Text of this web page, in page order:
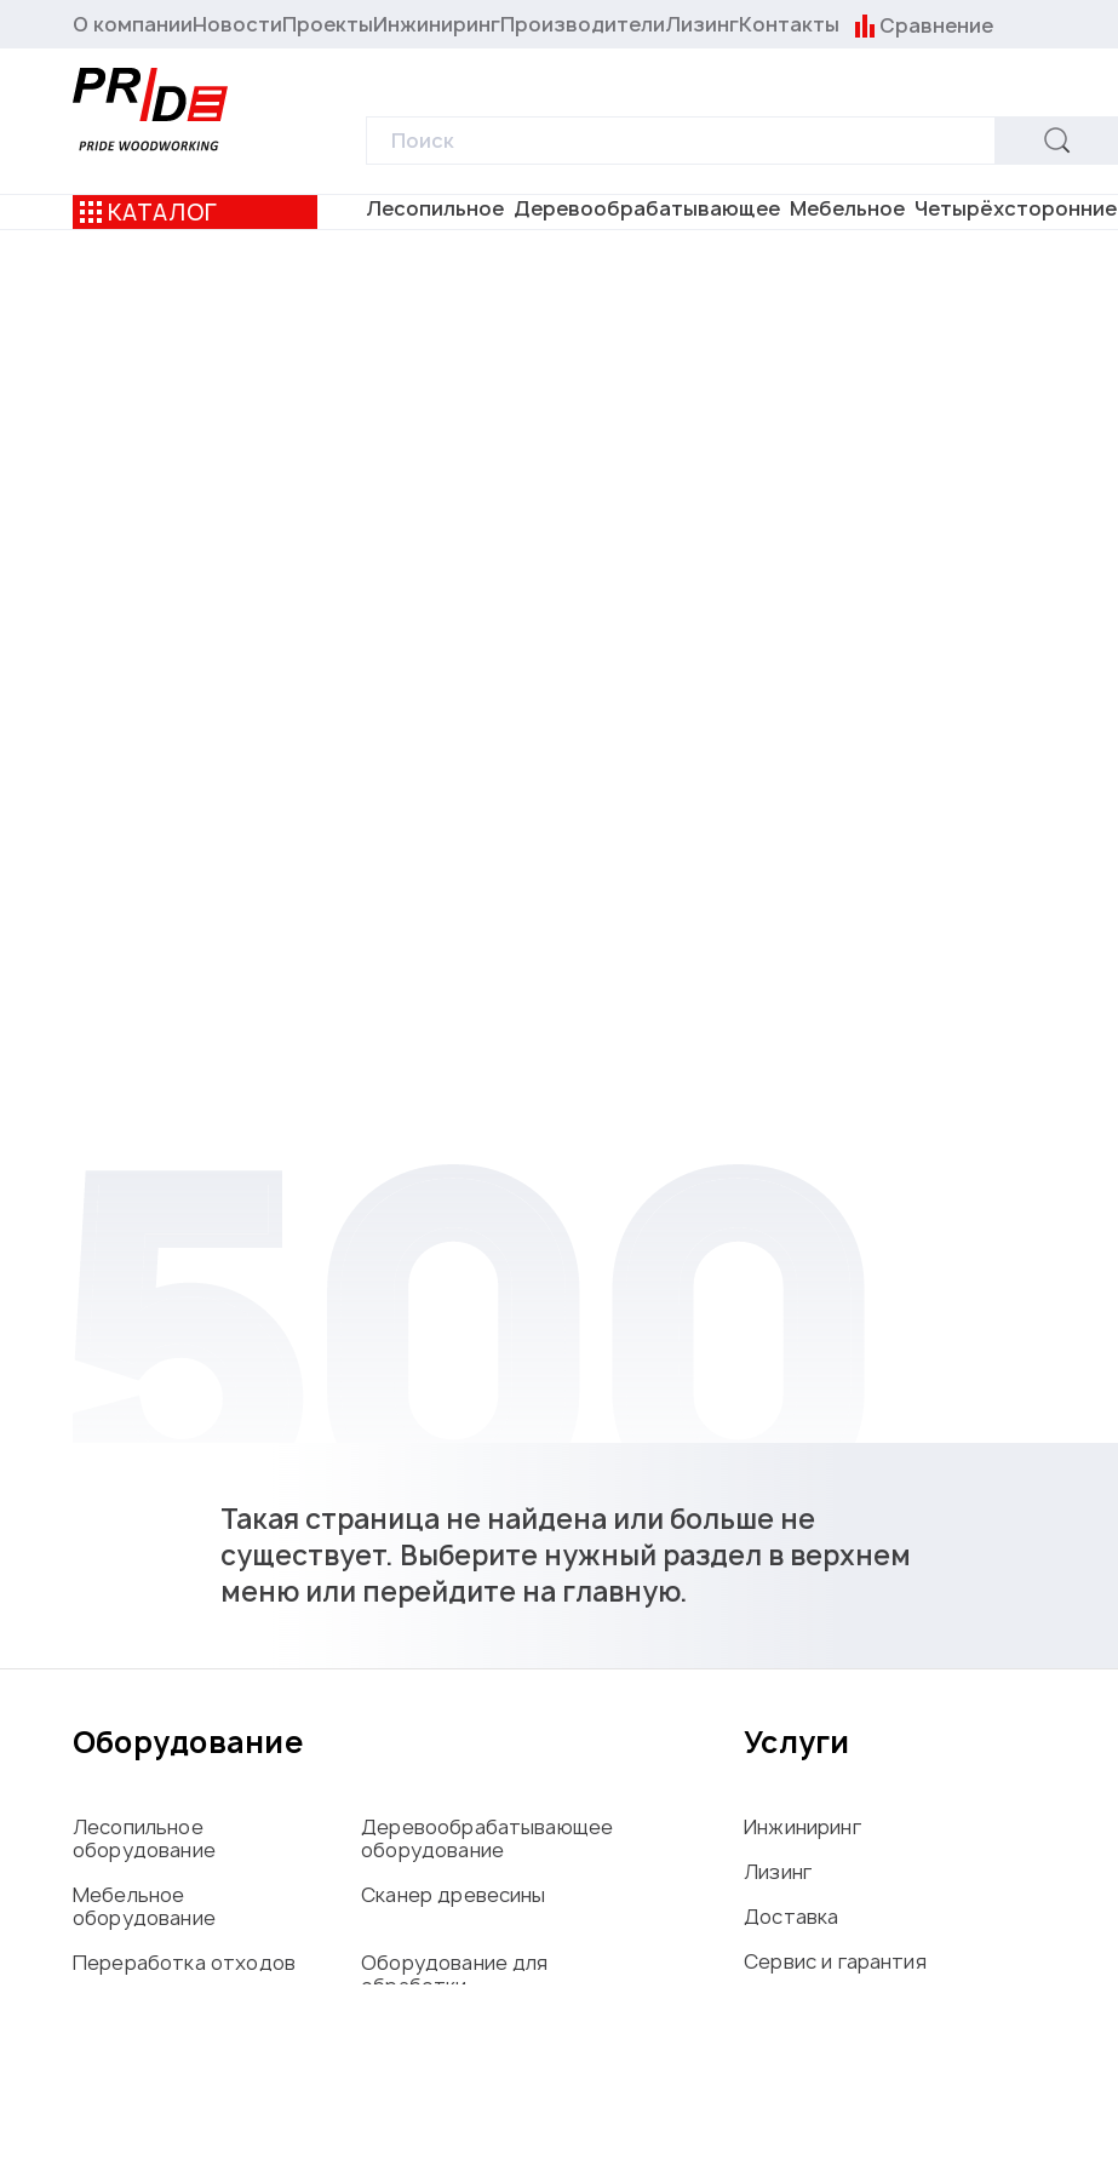
О компанииНовостиПроектыИнжинирингПроизводителиЛизингКонтакты Сравнение
КАТАЛОГ Лесопильное Деревообрабатывающее Мебельное Четырёхсторонние
Такая страница не найдена или больше не
существует. Выберите нужный раздел в верхнем
меню или перейдите на главную.
Оборудование
Лесопильное
оборудование
Деревообрабатывающее
оборудование
Мебельное
оборудование
Сканер древесины
Переработка отходов
Оборудование для
обработки
Услуги
Инжиниринг
Лизинг
Доставка
Сервис и гарантия